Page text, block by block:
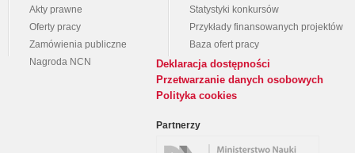
Akty prawne
Oferty pracy
Zamówienia publiczne
Nagroda NCN
Statystyki konkursów
Przykłady finansowanych projektów
Baza ofert pracy
Deklaracja dostępności
Przetwarzanie danych osobowych
Polityka cookies
Partnerzy